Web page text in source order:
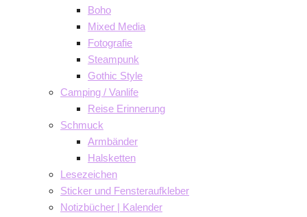
Boho
Mixed Media
Fotografie
Steampunk
Gothic Style
Camping / Vanlife
Reise Erinnerung
Schmuck
Armbänder
Halsketten
Lesezeichen
Sticker und Fensteraufkleber
Notizbücher | Kalender